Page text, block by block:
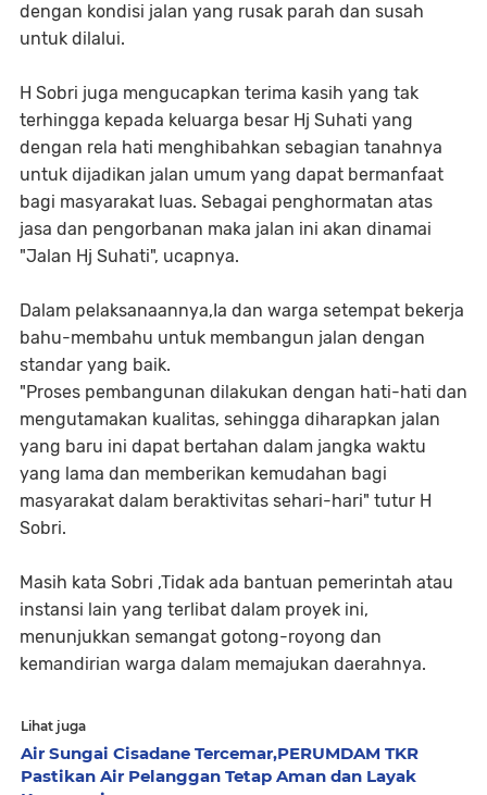
dengan kondisi jalan yang rusak parah dan susah
untuk dilalui.
H Sobri juga mengucapkan terima kasih yang tak
terhingga kepada keluarga besar Hj Suhati yang
dengan rela hati menghibahkan sebagian tanahnya
untuk dijadikan jalan umum yang dapat bermanfaat
bagi masyarakat luas. Sebagai penghormatan atas
jasa dan pengorbanan maka jalan ini akan dinamai
"Jalan Hj Suhati", ucapnya.
Dalam pelaksanaannya,Ia dan warga setempat bekerja
bahu-membahu untuk membangun jalan dengan
standar yang baik.
"Proses pembangunan dilakukan dengan hati-hati dan
mengutamakan kualitas, sehingga diharapkan jalan
yang baru ini dapat bertahan dalam jangka waktu
yang lama dan memberikan kemudahan bagi
masyarakat dalam beraktivitas sehari-hari" tutur H
Sobri.
Masih kata Sobri ,Tidak ada bantuan pemerintah atau
instansi lain yang terlibat dalam proyek ini,
menunjukkan semangat gotong-royong dan
kemandirian warga dalam memajukan daerahnya.
Lihat juga
Air Sungai Cisadane Tercemar,PERUMDAM TKR
Pastikan Air Pelanggan Tetap Aman dan Layak